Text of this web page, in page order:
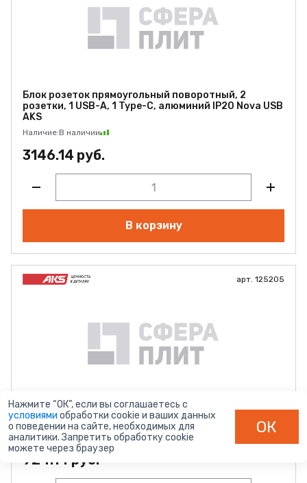
Блок розеток прямоугольный поворотный, 2
розетки, 1 USB-A, 1 Type-C, алюминий IP20 Nova USB
AKS
Наличие:В наличии
3146.14 руб.
В корзину
арт. 125205
Блок питания LED 220 V, 24 V, 100W, IP20, винтовой
клеммник, алюм. серый, без шнура, Pro AKS
Наличие: В наличии
924.14 руб.
Нажмите “ОК”, если вы соглашаетесь с
условиями обработки cookie и ваших данных
о поведении на сайте, необходимых для
аналитики. Запретить обработку cookie
можете через браузер
ОК